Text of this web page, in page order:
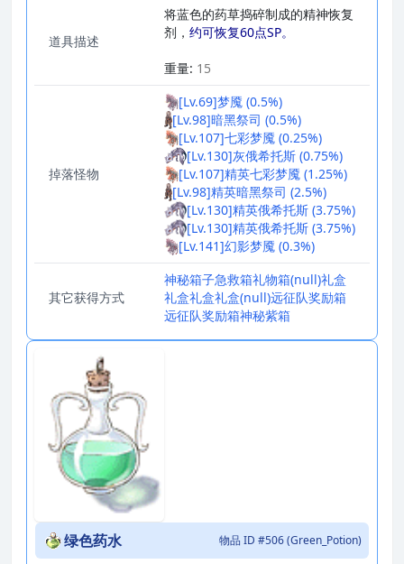
道具描述
将蓝色的药草捣碎制成的精神恢复
剂， 约可恢复60点SP。
重量: 15
掉落怪物
[Lv.69]梦魇 (0.5%)
[Lv.98]暗黑祭司 (0.5%)
[Lv.107]七彩梦魇 (0.25%)
[Lv.130]灰俄希托斯 (0.75%)
[Lv.107]精英七彩梦魇 (1.25%)
[Lv.98]精英暗黑祭司 (2.5%)
[Lv.130]精英俄希托斯 (3.75%)
[Lv.130]精英俄希托斯 (3.75%)
[Lv.141]幻影梦魇 (0.3%)
其它获得方式
神秘箱子急救箱礼物箱(null)礼盒
礼盒礼盒礼盒(null)远征队奖励箱
远征队奖励箱神秘紫箱
绿色药水 物品 ID #506 (Green_Potion)